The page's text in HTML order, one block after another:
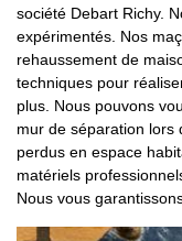
société Debart Richy.
expérimentés. Nos
rehaussement de
techniques pour
plus. Nous pouvons
mur de séparation lors
perdus en espace
matériels
Nous vous